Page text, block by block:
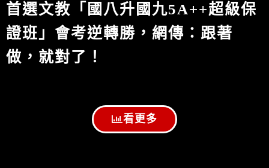
首選文教「國八升國九5A++超級保
證班」會考逆轉勝，網傳：跟著
做，就對了！
看更多